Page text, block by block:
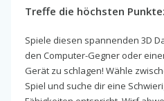
Treffe die höchsten
Spiele diesen spannenden 3D
den Computer-Gegner oder
Gerät zu schlagen! Wähle
Spiel und suche dir eine